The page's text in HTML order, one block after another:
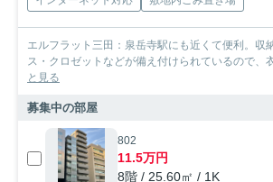
エルフラット三田：泉岳寺駅にも近くて便利。収
ス・クロゼットなどが備え付けられているので、
と見る
募集中の部屋
802
11.5万円
8階 / 25.60㎡ / 1K